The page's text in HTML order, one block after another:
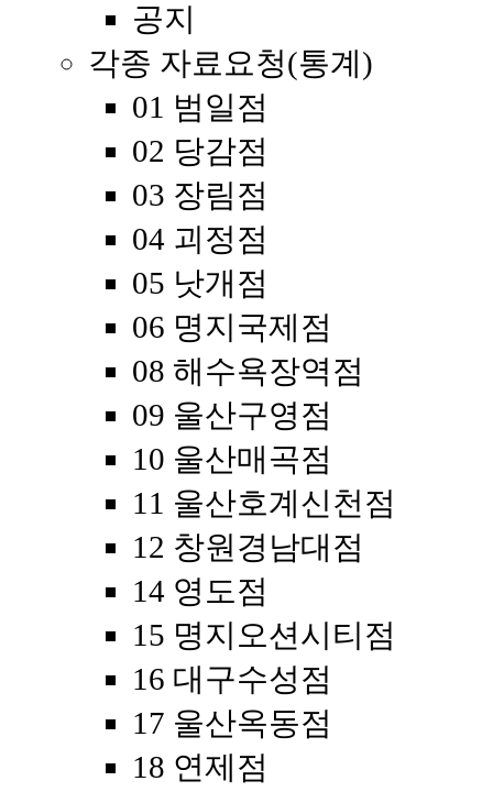
공지
각종 자료요청(통계)
01 범일점
02 당감점
03 장림점
04 괴정점
05 낫개점
06 명지국제점
08 해수욕장역점
09 울산구영점
10 울산매곡점
11 울산호계신천점
12 창원경남대점
14 영도점
15 명지오션시티점
16 대구수성점
17 울산옥동점
18 연제점